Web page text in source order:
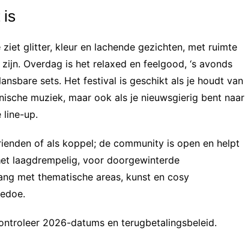
is
glitter, kleur en lachende gezichten, met ruimte
Overdag is het relaxed en feelgood, ‘s avonds
sets. Het festival is geschikt als je houdt van
muziek, maar ook als je nieuwsgierig bent naar
line-up.
of als koppel; de community is open en helpt
laagdrempelig, voor doorgewinterde
met thematische areas, kunst en cosy
2026-datums en terugbetalingsbeleid.